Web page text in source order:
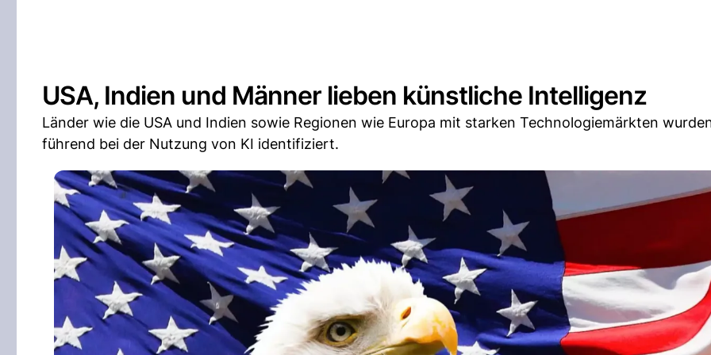
USA, Indien und Männer lieben künstliche Intelligenz
Länder wie die USA und Indien sowie Regionen wie Europa mit starken Technologiemärkten
führend bei der Nutzung von KI identifiziert.